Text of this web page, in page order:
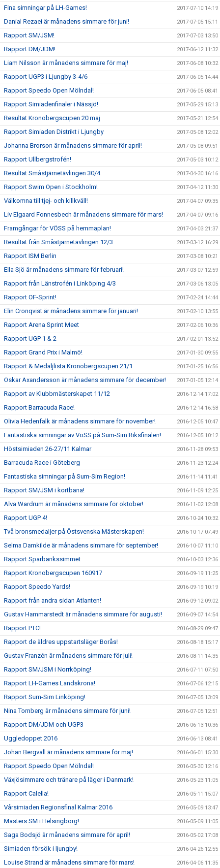
Fina simningar på LH-Games! 2017-07-10 14:19
Danial Rezaei är månadens simmare för juni! 2017-07-05 15:11
Rapport SM/JSM! 2017-07-03 13:50
Rapport DM/JDM! 2017-06-12 11:32
Liam Nilsson är månadens simmare för maj! 2017-06-08 10:32
Rapport UGP3 i Ljungby 3-4/6 2017-06-05 14:44
Rapport Speedo Open Mölndal! 2017-06-05 08:41
Rapport Simiadenfinaler i Nässjö! 2017-05-29 15:13
Resultat Kronobergscupen 20 maj 2017-05-21 12:54
Rapport Simiaden Distrikt i Ljungby 2017-05-08 12:02
Johanna Brorson är månadens simmare för april! 2017-05-08 09:51
Rapport Ullbergstrofén! 2017-05-03 10:12
Resultat Småstjärnetävlingen 30/4 2017-04-30 16:16
Rapport Swim Open i Stockholm! 2017-04-12 11:30
Välkomna till tjej- och killkväll! 2017-04-07 09:35
Liv Elgaard Fonnesbech är månadens simmare för mars! 2017-04-07 09:16
Framgångar för VÖSS på hemmaplan! 2017-04-03 21:37
Resultat från Småstjärnetävlingen 12/3 2017-03-12 16:29
Rapport ISM Berlin 2017-03-08 10:21
Ella Sjö är månadens simmare för februari! 2017-03-07 12:59
Rapport från Länstrofén i Linköping 4/3 2017-03-06 13:05
Rapport OF-Sprint! 2017-02-24 14:44
Elin Cronqvist är månadens simmare för januari! 2017-02-10 13:55
Rapport Arena Sprint Meet 2017-02-06 10:36
Rapport UGP 1 & 2 2017-02-01 13:52
Rapport Grand Prix i Malmö! 2017-01-30 09:55
Rapport & Medaljlista Kronobergscupen 21/1 2017-01-25 16:56
Oskar Axandersson är månadens simmare för december! 2017-01-05 12:14
Rapport av Klubbmästerskapet 11/12 2016-12-14 17:02
Rapport Barracuda Race! 2016-12-14 16:58
Olivia Hedenfalk är månadens simmare för november! 2016-12-05 10:47
Fantastiska simningar av VöSS på Sum-Sim Riksfinalen! 2016-12-05 10:12
Höstsimiaden 26-27/11 Kalmar 2016-11-28 09:53
Barracuda Race i Göteberg 2016-11-23 12:24
Fantastiska simningar på Sum-Sim Region! 2016-11-14 11:41
Rapport SM/JSM i kortbana! 2016-11-09 12:25
Alva Wardrum är månadens simmare för oktober! 2016-11-02 12:08
Rapport UGP 4! 2016-10-24 10:32
Två bronsmedaljer på Östsvenska Mästerskapen! 2016-10-17 07:49
Selma Damkilde är månadens simmare för september! 2016-10-07 11:10
Rapport Sparbankssimmet 2016-10-03 12:36
Rapport Kronobergscupen 160917 2016-09-19 11:25
Rapport Speedo Yards! 2016-09-19 10:19
Rapport från andra sidan Atlanten! 2016-09-12 09:02
Gustav Hammarstedt är månadens simmare för augusti! 2016-09-07 14:54
Rapport PTC! 2016-08-29 09:47
Rapport de äldres uppstartsläger Borås! 2016-08-18 15:17
Gustav Franzén är månadens simmare för juli! 2016-08-11 14:35
Rapport SM/JSM i Norrköping! 2016-07-11 07:50
Rapport LH-Games Landskrona! 2016-07-06 12:15
Rapport Sum-Sim Linköping! 2016-07-05 13:09
Nina Tornberg är månadens simmare för juni! 2016-07-05 12:51
Rapport DM/JDM och UGP3 2016-06-13 10:36
Uggledoppet 2016 2016-06-13 08:41
Johan Bergvall är månadens simmare för maj! 2016-06-01 15:30
Rapport Speedo Open Mölndal! 2016-05-30 12:16
Växjösimmare och tränare på läger i Danmark! 2016-05-23 11:05
Rapport Calella! 2016-05-11 15:07
Vårsimiaden Regionsfinal Kalmar 2016 2016-05-09 13:47
Masters SM i Helsingborg! 2016-05-09 11:05
Saga Bodsjö är månadens simmare för april! 2016-05-02 17:08
Simiaden försök i ljungby! 2016-04-26 12:55
Louise Strand är månadens simmare för mars! 2016-04-06 11:35